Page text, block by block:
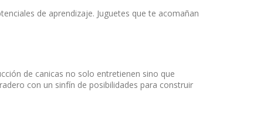
de aprendizaje. Juguetes que te acomañan
de canicas no solo entretienen sino que
con un sinfín de posibilidades para construir